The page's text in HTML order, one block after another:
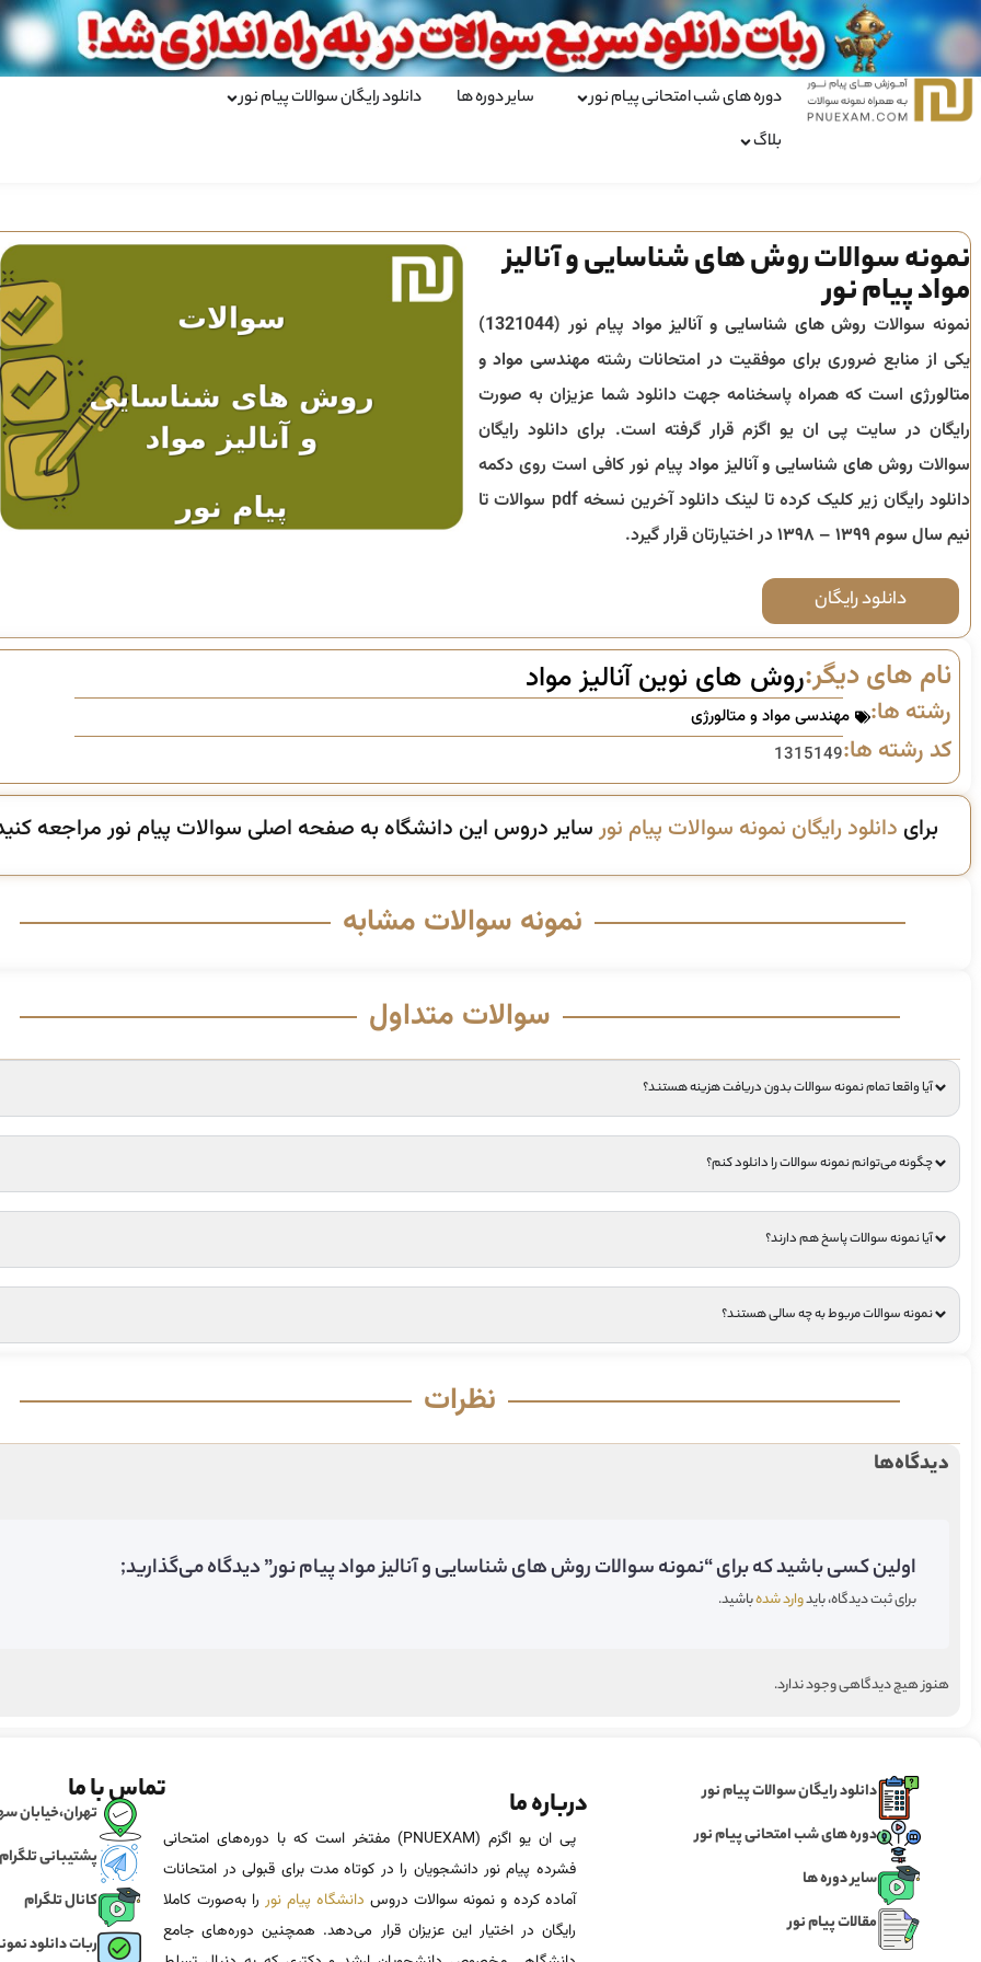
دوره های شب امتحانی پیام نور سایر دوره ها
دانلود رایگان سوالات پیام نور
بلاگ
نمونه سوالات روش های شناسایی و آنالیز
مواد پیام نور
نمونه سوالات روش های شناسایی و آنالیز مواد پیام نور (1321044
)
یکی از منابع ضروری برای موفقیت در امتحانات رشته مهندسی مواد و
متالورژی است که همراه پاسخنامه جهت دانلود شما عزیزان به صورت
رایگان در سایت پی ان یو اگزم قرار گرفته است. برای دانلود رایگان
سوالات روش های شناسایی و آنالیز مواد پیام نور کافی است روی دکمه
دانلود رایگان زیر کلیک کرده تا لینک دانلود آخرین نسخه pdf سوالات تا
نیم سال سوم ۱۳۹۹ – ۱۳۹۸
در اختیارتان قرار گیرد.
دانلود رایگان
نام های دیگر:روش های نوین آنالیز مواد
رشته ها: مهندسی مواد و متالورژی
کد رشته ها:1315149
برای دانلود رایگان نمونه سوالات پیام نورسایر دروس این دانشگاه به صفحه اصلی سوالات پیام نور مراجعه
نمونه سوالات مشابه
سوالات متداول
آیا واقعا تمام نمونه سوالات بدون دریافت هزینه هستند؟
چگونه می‌توانم نمونه سوالات را دانلود کنم؟
آیا نمونه سوالات پاسخ هم دارند؟
نمونه سوالات مربوط به چه سالی هستند؟
نظرات
دیدگاه‌ها
اولین کسی باشید که برای “نمونه سوالات روش های شناسایی و آنالیز مواد پیام نور” دیدگاه می‌گذارید;
برای ثبت دیدگاه، بایدوارد شدهباشید.
هنوز هیچ دیدگاهی وجود ندارد.
دانلود رایگان سوالات پیام نور
دوره های شب امتحانی پیام نور
سایر دوره ها
مقالات پیام نور
درباره ما
پی ان یو اگزم (PNUEXAM) مفتخر است که با دوره‌های امتحانی
فشرده پیام نور دانشجویان را در کوتاه مدت برای قبولی در امتحانات
آماده‌ کرده و نمونه سوالات دروس دانشگاه پیام نور را به‌صورت کاملا
رایگان در اختیار این عزیزان قرار می‌دهد. همچنین دوره‌های جامع
تماس با ما
تهران،خیابان
پشتیبانی تلگرام
کانال تلگرام
ربات دانلود